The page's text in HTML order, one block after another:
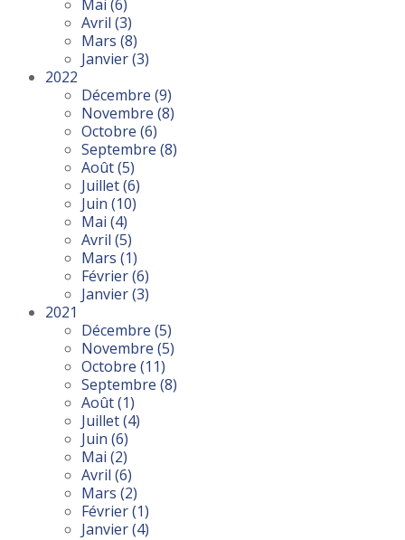
Mai (6)
Avril (3)
Mars (8)
Janvier(3)
2022
Décembre (9)
Novembre (8)
Octobre (6)
Septembre (8)
Août(5)
Juillet(6)
Juin (10)
Mai (4)
Avril (5)
Mars (1)
Février(6)
Janvier(3)
2021
Décembre (5)
Novembre (5)
Octobre (11)
Septembre (8)
Août(1)
Juillet(4)
Juin (6)
Mai (2)
Avril (6)
Mars (2)
Février(1)
Janvier(4)